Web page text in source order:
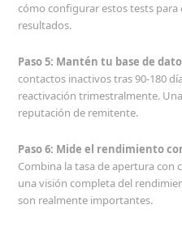
cómo configurar estos tests
resultados.
Paso 5: Mantén tu base de
contactos inactivos tras 90-180
reactivación trimestralmente.
reputación de remitente.
Paso 6: Mide el rendimiento
Combina la tasa de apertura con
una visión completa del
son realmente importantes.